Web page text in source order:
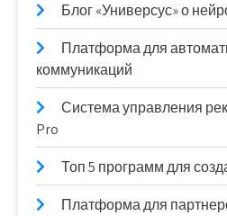
Блог «Универсус» о
Платформа для
коммуникаций
Система управления
Pro
Топ 5 программ для
Платформа для